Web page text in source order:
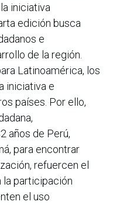
iniciativa
edición busca
e
de la región.
Latinoamérica, los
iniciativa e
países. Por ello,
años de Perú,
para encontrar
refuercen el
la participación
el uso